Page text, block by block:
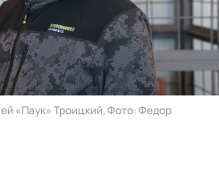
«Паук» Троицкий. Фото: Федор